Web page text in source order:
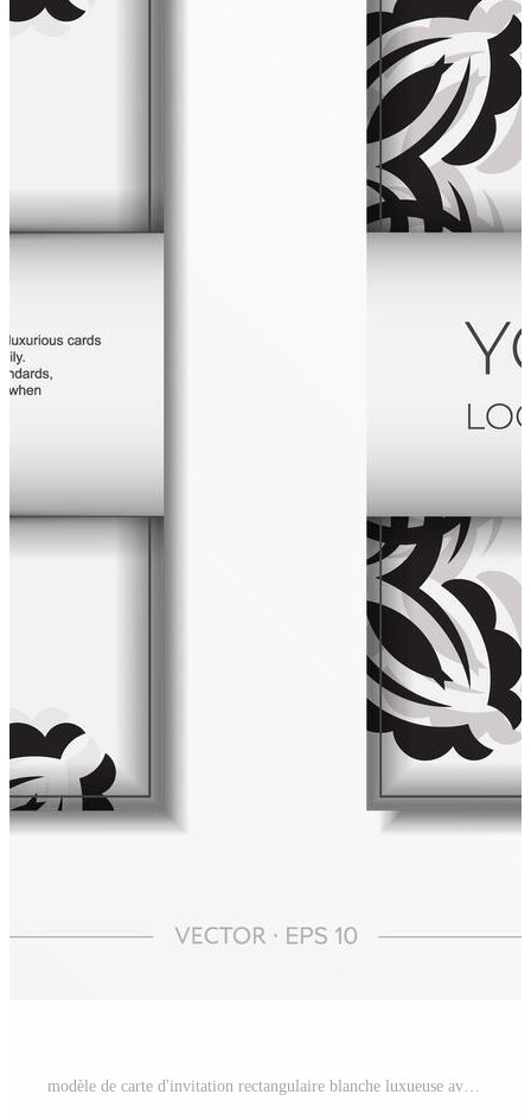
modèle de carte d'invitation rectangulaire blanche luxueuse avec des ornements indiens vintage. Vecteur Pro